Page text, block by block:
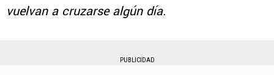
vuelvan a cruzarse algún día.
PUBLICIDAD